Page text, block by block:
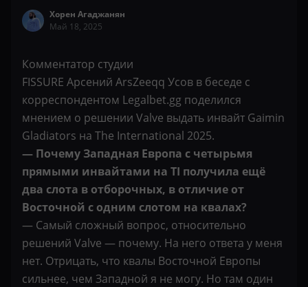
Хорен Агаджанян
Май 18, 2025
Комментатор студии
FISSURE Арсений ArsZeeqq Усов в беседе с
корреспондентом Legalbet.gg поделился
мнением о решении Valve выдать инвайт Gaimin
Gladiators на The International 2025.
— Почему Западная Европа с четырьмя
прямыми инвайтами на TI получила ещё
два слота в отборочных, в отличие от
Восточной с одним слотом на квалах?
— Самый сложный вопрос, относительно
решений Valve — почему. На него ответа у меня
нет. Отрицать, что квалы Восточной Европы
сильнее, чем Западной я не могу. Но там один